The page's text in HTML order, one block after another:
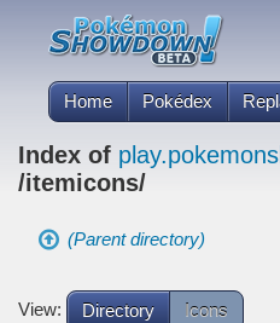
Home Pokédex
Index of
/itemicons/
(Parent directory)
View: Directory Icons